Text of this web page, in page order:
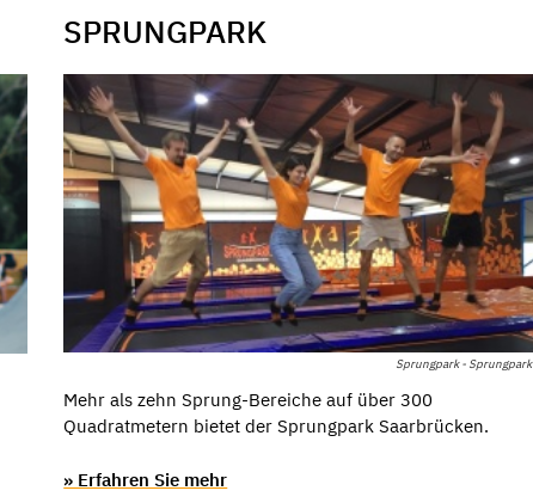
SPRUNGPARK
Sprungpark - Sprungpark
Mehr als zehn Sprung-Bereiche auf über 300
Quadratmetern bietet der Sprungpark Saarbrücken.
» Erfahren Sie mehr